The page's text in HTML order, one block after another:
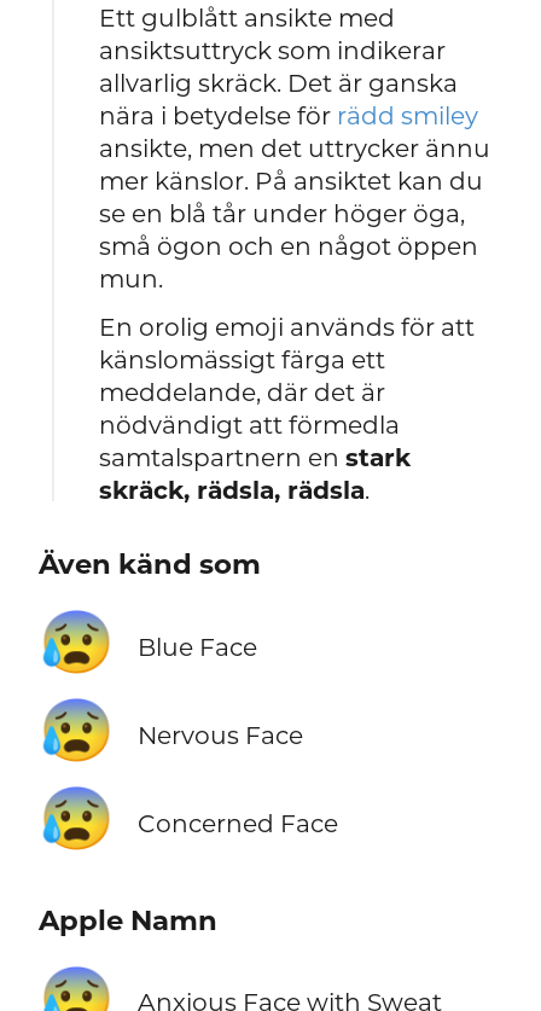
Ett gulblått ansikte med
ansiktsuttryck som indikerar
allvarlig skräck. Det är ganska
nära i betydelse för rädd smiley
ansikte, men det uttrycker ännu
mer känslor. På ansiktet kan du
se en blå tår under höger öga,
små ögon och en något öppen
mun.
En orolig emoji används för att
känslomässigt färga ett
meddelande, där det är
nödvändigt att förmedla
samtalspartnern enstark
skräck, rädsla, rädsla.
Även känd som
😰 Blue Face
😰 Nervous Face
😰 Concerned Face
Apple Namn
Anxious Face with Sweat